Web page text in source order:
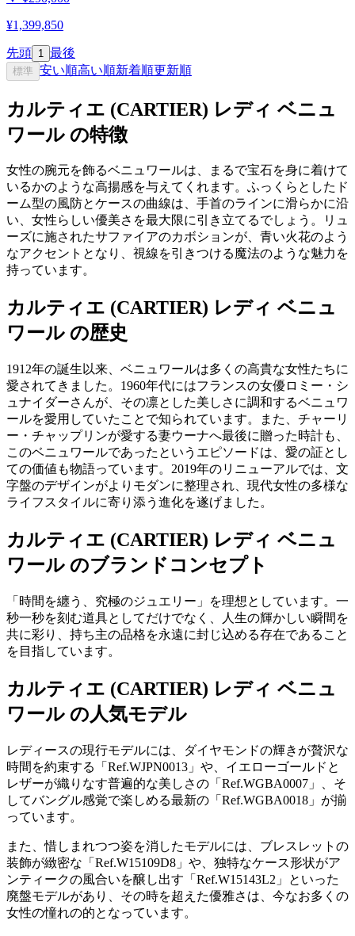
¥1,399,850
先頭 1 最後
標準 安い順高い順新着順更新順
カルティエ (CARTIER) レディ ベニュ
ワール の特徴
女性の腕元を飾るベニュワールは、まるで宝石を身に着けて
いるかのような高揚感を与えてくれます。ふっくらとしたド
ーム型の風防とケースの曲線は、手首のラインに滑らかに沿
い、女性らしい優美さを最大限に引き立てるでしょう。リュ
ーズに施されたサファイアのカボションが、青い火花のよう
なアクセントとなり、視線を引きつける魔法のような魅力を
持っています。
カルティエ (CARTIER) レディ ベニュ
ワール の歴史
1912年の誕生以来、ベニュワールは多くの高貴な女性たちに
愛されてきました。1960年代にはフランスの女優ロミー・シ
ュナイダーさんが、その凛とした美しさに調和するベニュワ
ールを愛用していたことで知られています。また、チャーリ
ー・チャップリンが愛する妻ウーナへ最後に贈った時計も、
このベニュワールであったというエピソードは、愛の証とし
ての価値も物語っています。2019年のリニューアルでは、文
字盤のデザインがよりモダンに整理され、現代女性の多様な
ライフスタイルに寄り添う進化を遂げました。
カルティエ (CARTIER) レディ ベニュ
ワール のブランドコンセプト
「時間を纏う、究極のジュエリー」を理想としています。一
秒一秒を刻む道具としてだけでなく、人生の輝かしい瞬間を
共に彩り、持ち主の品格を永遠に封じ込める存在であること
を目指しています。
カルティエ (CARTIER) レディ ベニュ
ワール の人気モデル
レディースの現行モデルには、ダイヤモンドの輝きが贅沢な
時間を約束する「Ref.WJPN0013」や、イエローゴールドと
レザーが織りなす普遍的な美しさの「Ref.WGBA0007」、そ
してバングル感覚で楽しめる最新の「Ref.WGBA0018」が揃
っています。
また、惜しまれつつ姿を消したモデルには、ブレスレットの
装飾が緻密な「Ref.W15109D8」や、独特なケース形状がア
ンティークの風合いを醸し出す「Ref.W15143L2」といった
廃盤モデルがあり、その時を超えた優雅さは、今なお多くの
女性の憧れの的となっています。